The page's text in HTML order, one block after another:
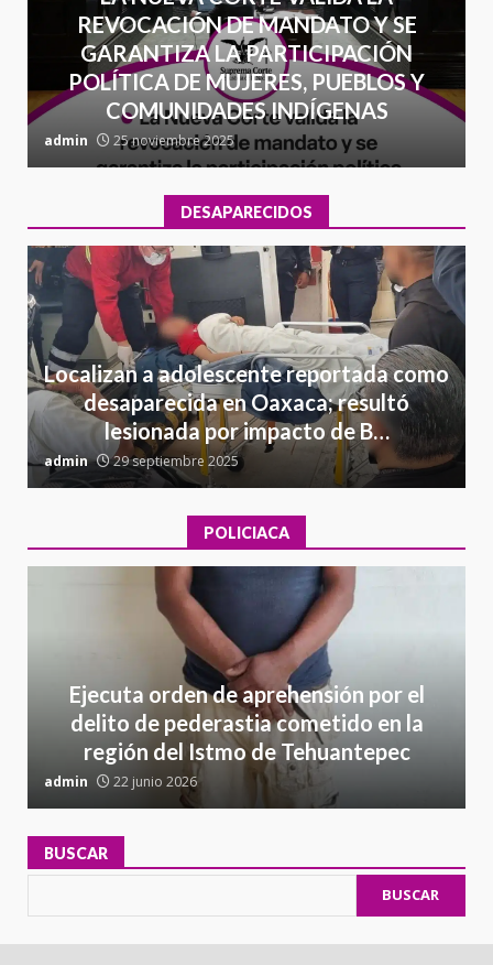
REVOCACIÓN DE MANDATO Y SE
GARANTIZA LA PARTICIPACIÓN
POLÍTICA DE MUJERES, PUEBLOS Y
COMUNIDADES INDÍGENAS
admin 25 noviembre 2025
DESAPARECIDOS
Localizan a adolescente reportada como
desaparecida en Oaxaca; resultó
lesionada por impacto de B…
admin 29 septiembre 2025
POLICIACA
Ejecuta orden de aprehensión por el
delito de pederastia cometido en la
región del Istmo de Tehuantepec
admin 22 junio 2026
BUSCAR
BUSCAR